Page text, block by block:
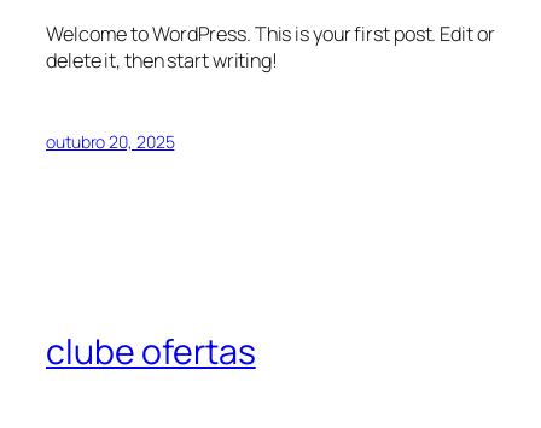
Welcome to WordPress. This is your first post. Edit or
delete it, then start writing!
outubro 20, 2025
clube ofertas